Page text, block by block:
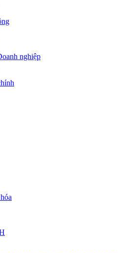
nghiệp